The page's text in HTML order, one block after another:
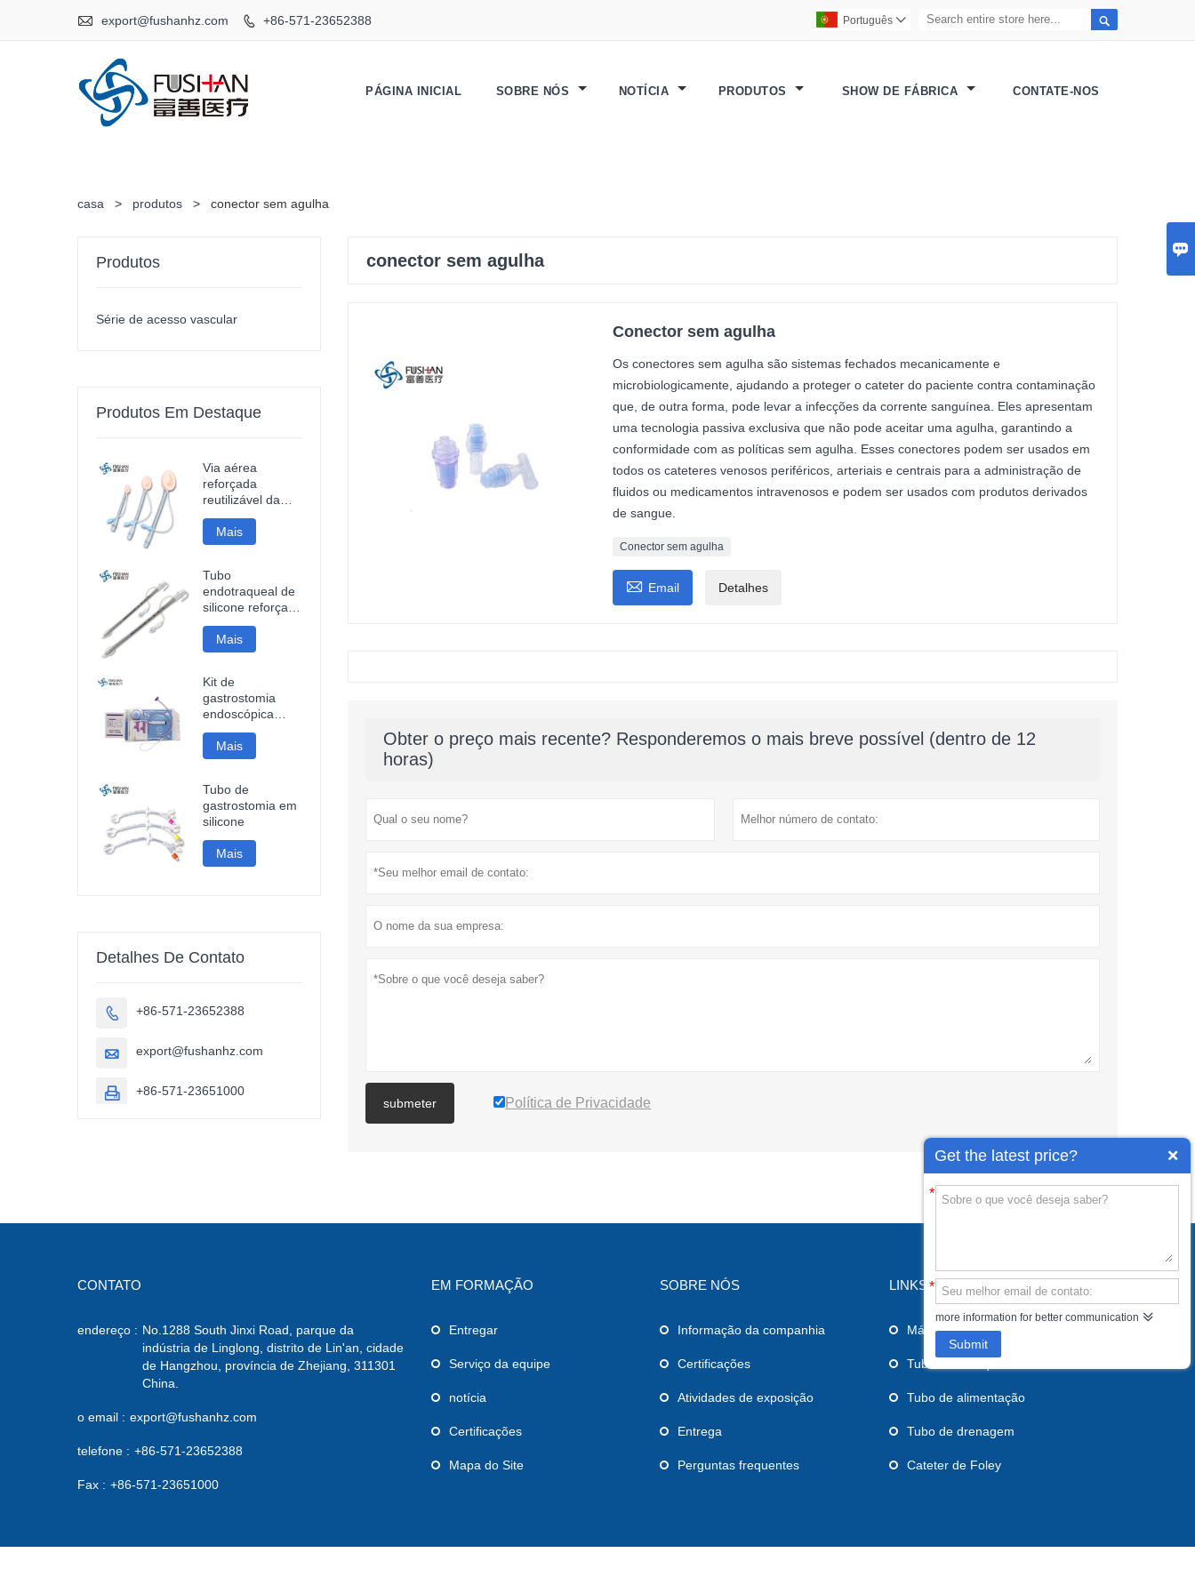

Get the latest price?
*
*
more information for better communication
Submit
 export@fushanhz.com  +86-571-23652388 
Português 
PÁGINA INICIAL SOBRE NÓS NOTÍCIA PRODUTOS SHOW DE FÁBRICA CONTATE-NOS
casa > produtos > conector sem agulha
conector sem agulha
Conector sem agulha
Os conectores sem agulha são sistemas fechados mecanicamente e
microbiologicamente, ajudando a proteger o cateter do paciente contra contaminação
que, de outra forma, pode levar a infecções da corrente sanguínea. Eles apresentam
uma tecnologia passiva exclusiva que não pode aceitar uma agulha, garantindo a
conformidade com as políticas sem agulha. Esses conectores podem ser usados em
todos os cateteres venosos periféricos, arteriais e centrais para a administração de
fluidos ou medicamentos intravenosos e podem ser usados com produtos derivados
de sangue.
Conector sem agulha
 Email Detalhes
Obter o preço mais recente? Responderemos o mais breve possível (dentro de 12
horas)
submeter Política de Privacidade
Produtos
Série de acesso vascular
Produtos Em Destaque
Via aérea
reforçada
reutilizável da
máscara da
laringe do
silicone
Mais
Tubo
endotraqueal de
silicone reforçado
descartável
Mais
Kit de
gastrostomia
endoscópica
percutânea
Mais
Tubo de
gastrostomia em
silicone
Mais
Detalhes De Contato
 +86-571-23652388
 export@fushanhz.com
 +86-571-23651000
CONTATO
endereço : No.1288 South Jinxi Road, parque da
indústria de Linglong, distrito de Lin'an, cidade
de Hangzhou, província de Zhejiang, 311301
China.
o email : export@fushanhz.com
telefone : +86-571-23652388
Fax : +86-571-23651000
EM FORMAÇÃO
Entregar
Serviço da equipe
notícia
Certificações
Mapa do Site
SOBRE NÓS
Informação da companhia
Certificações
Atividades de exposição
Entrega
Perguntas frequentes
LINKS
Máscara laríngea das vias aéreas
Tubo endotraqueal
Tubo de alimentação
Tubo de drenagem
Cateter de Foley